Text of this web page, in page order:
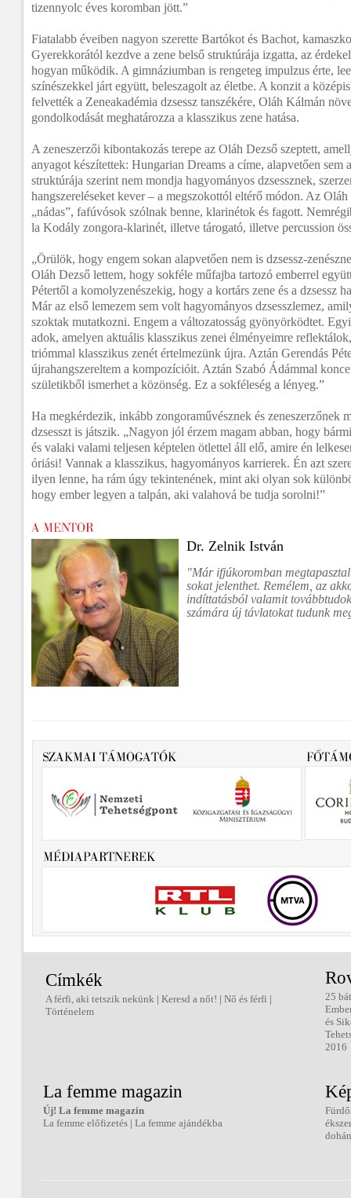
tizennyolc éves koromban jött.”
Fiatalabb éveiben nagyon szerette Bartókot és Bachot,
Gyerekkorától kezdve a zene belső struktúrája izgatta, az
hogyan működik. A gimnáziumban is rengeteg impulzus érte,
színészekkel járt együtt, beleszagolt az életbe. A konzit a
felvették a Zeneakadémia dzsessz tanszékére, Oláh Kálmán
gondolkodását meghatározza a klasszikus zene hatása.
A zeneszerzői kibontakozás terepe az Oláh Dezső szeptett,
anyagot készítettek: Hungarian Dreams a címe, alapvetően sem
struktúrája szerint nem mondja hagyományos dzsessznek,
hangszereléseket kever – a megszokottól eltérő módon. Az
„nádas”, fafúvósok szólnak benne, klarinétok és fagott.
la Kodály zongora-klarinét, illetve tárogató, illetve percussion
„Örülök, hogy engem sokan alapvetően nem is dzsessz-
Oláh Dezső lettem, hogy sokféle műfajba tartozó emberrel
Pétertől a komolyzenészekig, hogy a kortárs zene és a dzsessz
Már az első lemezem sem volt hagyományos dzsesszlemez,
szoktak mutatkozni. Engem a változatosság gyönyörködtet.
adok, amelyen aktuális klasszikus zenei élményeimre
triómmal klasszikus zenét értelmezünk újra. Aztán Gerendás
újrahangszereltem a kompozícióit. Aztán Szabó Ádámmal
születikből ismerhet a közönség. Ez a sokféleség a lényeg.”
Ha megkérdezik, inkább zongoraművésznek és zeneszerzőnek
dzsesszt is játszik. „Nagyon jól érzem magam abban, hogy
és valaki valami teljesen képtelen ötlettel áll elő, amire én
óriási! Vannak a klasszikus, hagyományos karrierek. Én azt
ilyen lenne, ha rám úgy tekintenének, mint aki olyan sok
hogy ember legyen a talpán, aki valahová be tudja sorolni!”
Dr. Zelnik István
"Már ifjúkoromban
sokat jelenthet. Remélem, az
indíttatásból valamit
számára új távlatokat tudunk
Címkék
A férfi, aki tetszik nekünk | Keresd a nőt! | Nő és férfi |
Történelem
25
és
2016
La femme magazin
Új! La femme magazin
La femme előfizetés | La femme ajándékba